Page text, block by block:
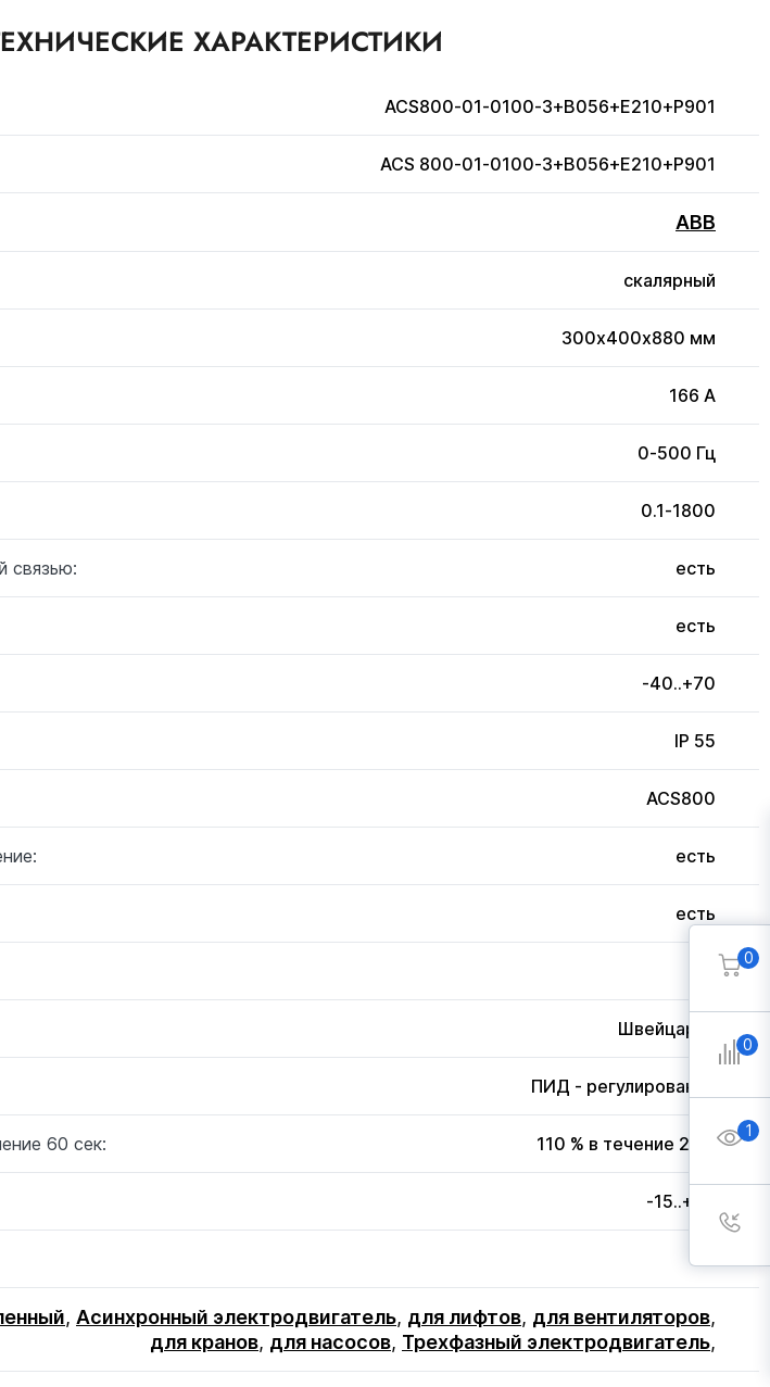
ХАРАКТЕРИСТИКИ
ACS800-01-0100-3+B056+E210+P901
ACS 800-01-0100-3+B056+E210+P901
ABB
скалярный
300x400x880 мм
166 А
0-500 Гц
0.1-1800
связью: есть
есть
-40..+70
IP 55
ACS800
есть
есть
Швейцария
ПИД - регулирование
60 сек: 110 % в течение 20 с
-15..+50
, Асинхронный электродвигатель, для лифтов, для вентиляторов,
для кранов, для насосов, Трехфазный электродвигатель,
0
0
1